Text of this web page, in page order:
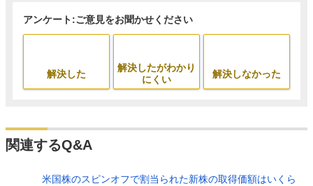
アンケート:ご意見をお聞かせください
解決した
解決したがわかり
にくい
解決しなかった
関連するQ&A
米国株のスピンオフで割当られた新株の取得価額はいくら